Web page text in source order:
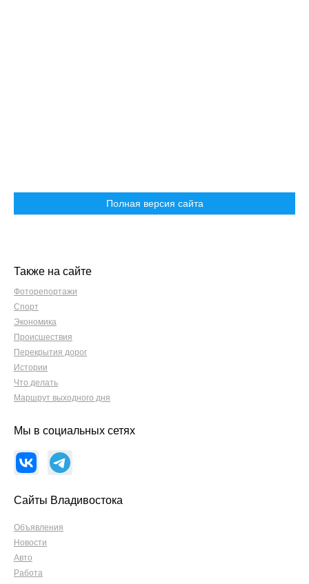
Полная версия сайта
Также на сайте
Фоторепортажи
Спорт
Экономика
Происшествия
Перекрытия дорог
Истории
Что делать
Маршрут выходного дня
Мы в социальных сетях
Сайты Владивостока
Объявления
Новости
Авто
Работа